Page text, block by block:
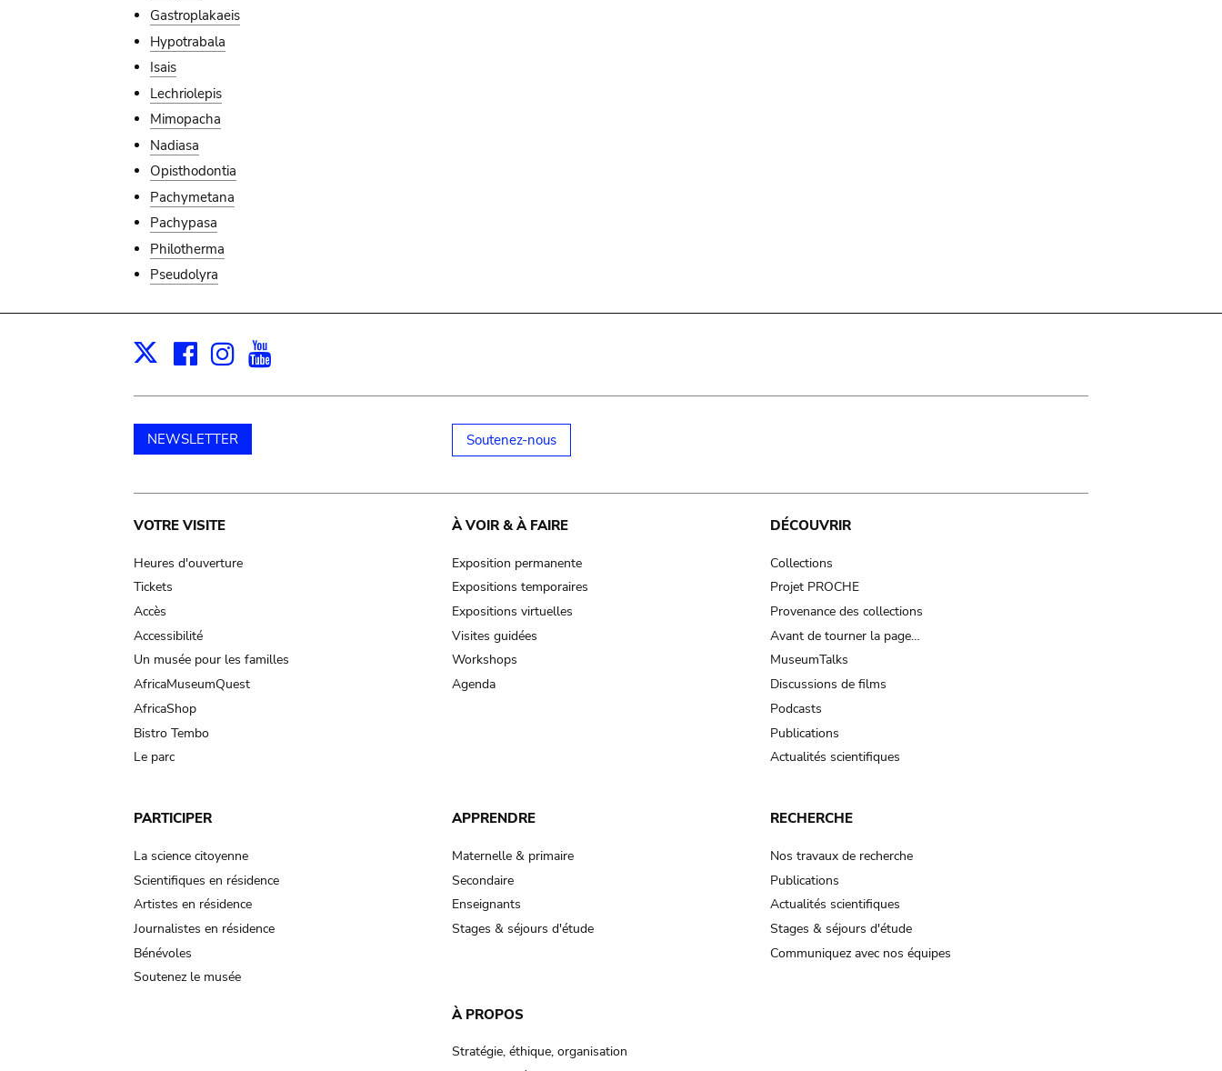
Gastroplakaeis
Hypotrabala
Isais
Lechriolepis
Mimopacha
Nadiasa
Opisthodontia
Pachymetana
Pachypasa
Philotherma
Pseudolyra
X Facebook
Instagram
NEWSLETTER Soutenez-nous
Main
navigation
VOTRE VISITE
Heures d'ouverture
Tickets
Accès
Accessibilité
Un musée pour les familles
AfricaMuseumQuest
AfricaShop
Bistro Tembo
Le parc
À VOIR & À FAIRE
Exposition permanente
Expositions temporaires
Expositions virtuelles
Visites guidées
Workshops
Agenda
DÉCOUVRIR
Collections
Projet PROCHE
Provenance des collections
Avant de tourner la page…
MuseumTalks
Discussions de films
Podcasts
Publications
Actualités scientifiques
PARTICIPER
La science citoyenne
Scientifiques en résidence
Artistes en résidence
Journalistes en résidence
Bénévoles
Soutenez le musée
APPRENDRE
Maternelle & primaire
Secondaire
Enseignants
Stages & séjours d'étude
RECHERCHE
Nos travaux de recherche
Publications
Actualités scientifiques
Stages & séjours d'étude
Communiquez avec nos équipes
À PROPOS
Stratégie, éthique, organisation